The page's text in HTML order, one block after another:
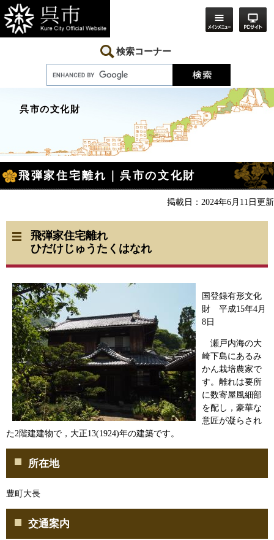
ー
ジ
の
ニ
ュ
ー
検索コーナー
呉市の文化財
文
飛弾家住宅離れ｜呉市の文化財
掲載日：2024年6月11日更新
飛弾家住宅離れ
ひだけじゅうたくはなれ
国登録有形文化
財 平成15年4月
8日
瀬戸内海の大
崎下島にあるみ
かん栽培農家で
す。離れは要所
に数寄屋風細部
を配し，豪華な
意匠が凝らされ
た2階建建物で，大正13(1924)年の建築です。
所在地
豊町大長
交通案内